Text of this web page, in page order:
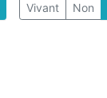
Vivant Non